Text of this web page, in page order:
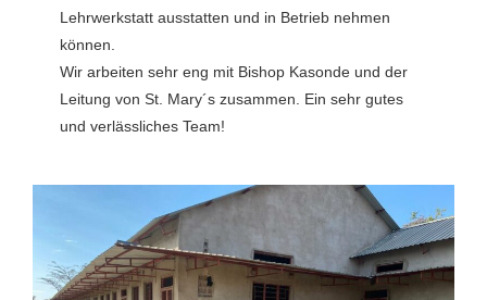
Lehrwerkstatt ausstatten und in Betrieb nehmen
können.
Wir arbeiten sehr eng mit Bishop Kasonde und der
Leitung von St. Mary´s zusammen. Ein sehr gutes
und verlässliches Team!